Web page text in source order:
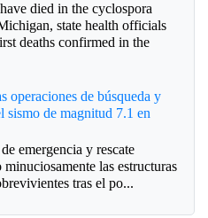
died in the cyclospora
state health officials
deaths confirmed in the
operaciones de búsqueda y
sismo de magnitud 7.1 en
emergencia y rescate
las estructuras
tras el po...